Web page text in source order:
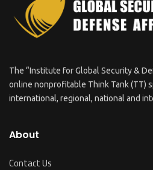
The “Institute for Global Security &
online nonprofitable Think Tank (TT)
international, regional, national and
About
Contact Us